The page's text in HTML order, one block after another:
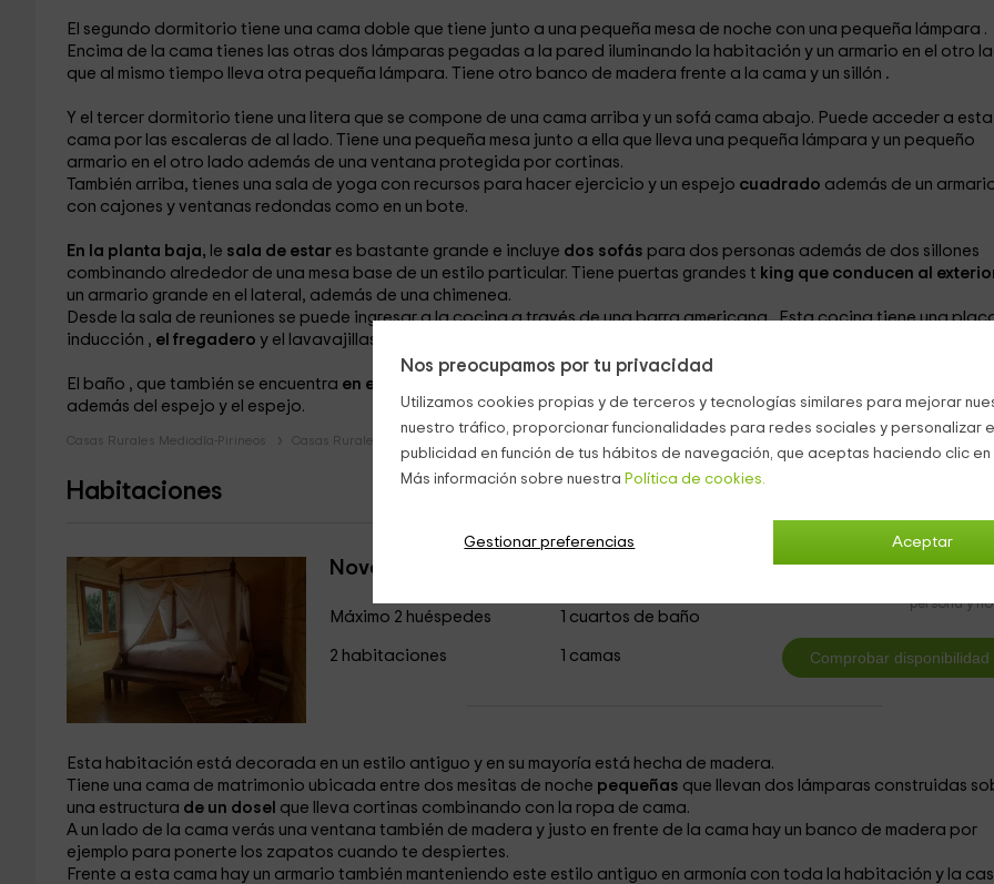
Nos preocupamos por tu privacidad
Utilizamos cookies propias y de terceros y tecnologías similares para mejorar
nuestro tráfico, proporcionar funcionalidades para redes sociales y personalizar
publicidad en función de tus hábitos de navegación, que aceptas haciendo clic
Más información sobre nuestra Política de cookies.
Aceptar
Gestionar preferencias
El segundo dormitorio tiene una cama doble que tiene junto a una pequeña mesa de noche con una pequeña lámpara .
Encima de la cama tienes las otras dos lámparas pegadas a la pared iluminando la habitación y un armario en el otro
que al mismo tiempo lleva otra pequeña lámpara. Tiene otro banco de madera frente a la cama y un sillón .
Y el tercer dormitorio tiene una litera que se compone de una cama arriba y un sofá cama abajo. Puede acceder a esta
cama por las escaleras de al lado. Tiene una pequeña mesa junto a ella que lleva una pequeña lámpara y un pequeño
armario en el otro lado además de una ventana protegida por cortinas.
También arriba, tienes una sala de yoga con recursos para hacer ejercicio y un espejo cuadrado además de un
con cajones y ventanas redondas como en un bote.
En la planta baja, le sala de estar es bastante grande e incluye dos sofás para dos personas además de dos sillones
combinando alrededor de una mesa base de un estilo particular. Tiene puertas grandes t king que conducen al
un armario grande en el lateral, además de una chimenea.
Desde la sala de reuniones se puede ingresar a la cocinaa través de una barra americana.Esta cocina tiene una
inducción , el fregadero y el lavavajillas
El baño , que también se encuentra en el piso
además del espejo y el espejo.
Casas Rurales Mediodía-Pirineos Casas Rurales Tarn
Habitaciones
Novela
Máximo 2 huéspedes
2 habitaciones
1 cuartos de baño
1 camas
persona y
Esta habitación está decorada en un estilo antiguo y en su mayoría está hecha de madera.
Tiene una cama de matrimonio ubicada entre dos mesitas de noche pequeñas que llevan dos lámparas construidas
una estructura de un dosel que lleva cortinas combinando con la ropa de cama.
A un lado de la cama verás una ventana también de madera y justo en frente de la cama hay un banco de madera por
ejemplo para ponerte los zapatos cuando te despiertes.
Frente a esta cama hay un armario también manteniendo este estilo antiguo en armonía con toda la habitación y la